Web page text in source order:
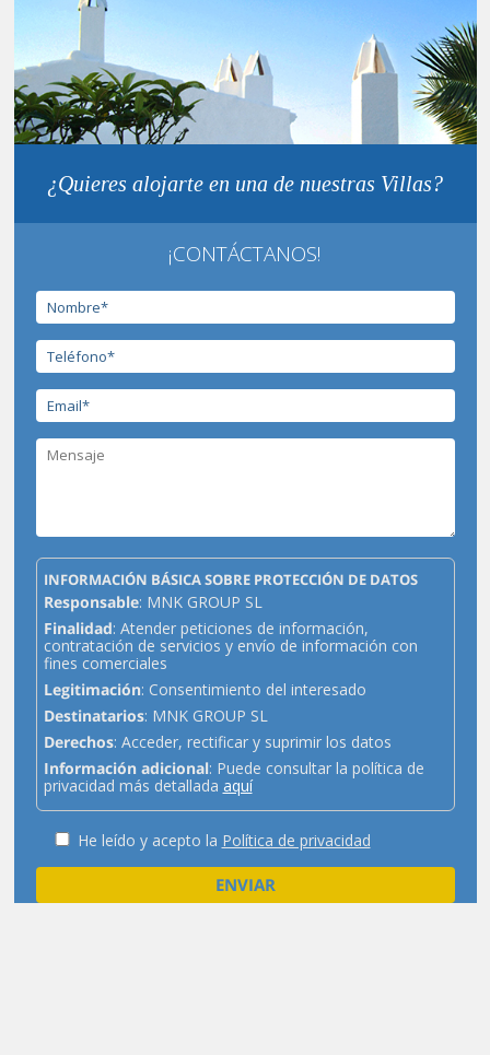
¿Quieres alojarte en una de nuestras Villas?
¡CONTÁCTANOS!
INFORMACIÓN BÁSICA SOBRE PROTECCIÓN DE DATOS
Responsable: MNK GROUP SL
Finalidad: Atender peticiones de información,
contratación de servicios y envío de información con
fines comerciales
Legitimación: Consentimiento del interesado
Destinatarios: MNK GROUP SL
Derechos: Acceder, rectificar y suprimir los datos
Información adicional: Puede consultar la política de
privacidad más detallada aquí
He leído y acepto la Política de privacidad